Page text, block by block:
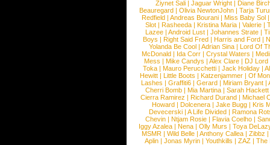
Ziynet Sali |Jaguar Wright |Diane
Beauregard |Olivia NewtonJohn |Tarja
Redfield | Andreas Bourani | Miss Baby Sol
Slot | Rasheeda | Kristina Maria | Valerie |
Lazee | Android Lust | Johannes Strate |
Boys | Right Said Fred | Harris and Ford |
Yolanda Be Cool |Adrian Sina |Lord Of
McDonald | Ida Corr |Crystal Waters |
Mess | Mike Candys | Alex Clare | DJ Lord
Toka | Mauro Perucchetti | Jack Holiday |
Hewitt |Little Boots |Katzenjammer |Of
Lashes |Graffiti6 |Gerard |Miriam Bryant |
Cherri Bomb | Mia Martina | Sarah Hackett
Cierra Ramirez | Richard Durand | Michael
Howard |Dolcenera |Jake Bugg |Kris
Devecerski |A Life Divided |Ramona
Chevin |Ntjam Rosie |Flavia Coelho |
Iggy Azalea | Nena | Olly Murs | Toya
MSMR |Wild Belle |Anthony Callea |Zibbz
Aplin | Jonas Myrin | Youthkills | ZAZ | The